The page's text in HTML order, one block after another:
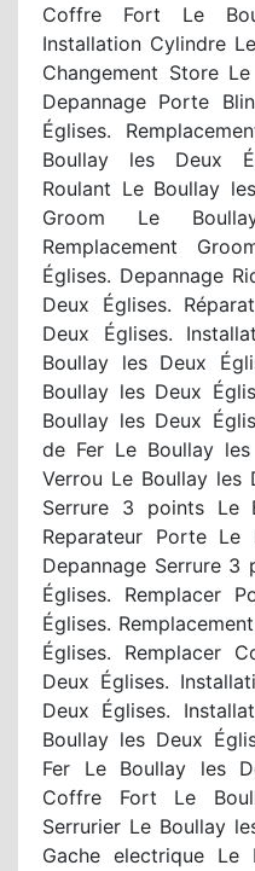
Coffre Fort Le
Installation Cylindre
Changement Store
Depannage Porte
Églises.
Boullay les Deux
Roulant Le Boullay
Groom Le
Remplacement
Églises. Depannage
Deux Églises.
Deux Églises.
Boullay les Deux
Boullay les Deux
Boullay les Deux
de Fer Le Boullay les
Verrou Le Boullay les
Serrure 3 points Le
Reparateur Porte Le
Depannage Serrure 3
Églises. Remplacer
Églises.
Églises. Remplacer
Deux Églises.
Deux Églises.
Boullay les Deux
Fer Le Boullay les
Coffre Fort Le
Serrurier Le Boullay
Gache electrique Le